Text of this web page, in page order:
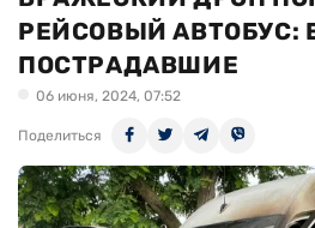
РЕЙСОВЫЙ АВТОБУС:
ПОСТРАДАВШИЕ
06 июня, 2024, 07:52
Поделиться